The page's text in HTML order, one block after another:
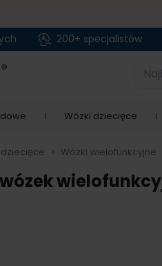
200+ specjalistów
Wózki dziecięce
> Wózki wielofunkcyjne
wózek